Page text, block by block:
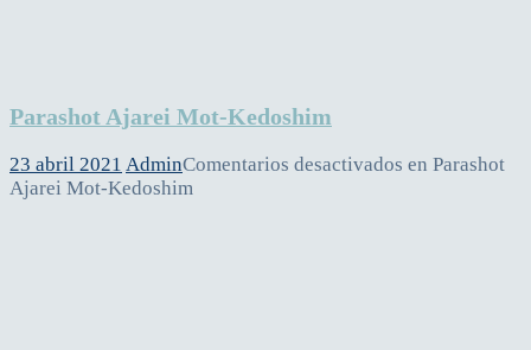
Parashot Ajarei Mot-Kedoshim
23 abril 2021 AdminComentarios desactivados en Parashot
Ajarei Mot-Kedoshim